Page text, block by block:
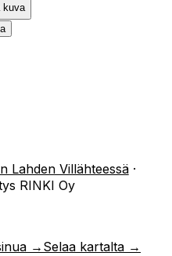
Lahden Villähteessä·
RINKI Oy
→Selaa kartalta →